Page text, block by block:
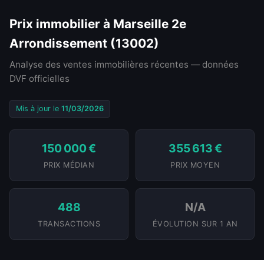
Prix immobilier à Marseille 2e
Arrondissement (13002)
Analyse des ventes immobilières récentes — données
DVF officielles
Mis à jour le 11/03/2026
150 000 €
PRIX MÉDIAN
355 613 €
PRIX MOYEN
488
TRANSACTIONS
N/A
ÉVOLUTION SUR 1 AN